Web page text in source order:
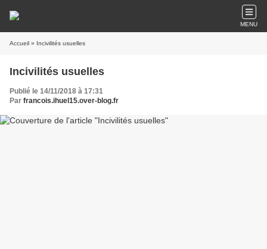
MENU
Accueil » Incivilités usuelles
Incivilités usuelles
Publié le 14/11/2018 à 17:31
Par francois.ihuel15.over-blog.fr